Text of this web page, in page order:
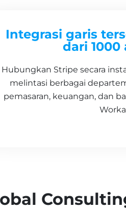
Integrasi garis
dari 1000
Hubungkan Stripe secara
melintasi berbagai
pemasaran, keuangan, dan